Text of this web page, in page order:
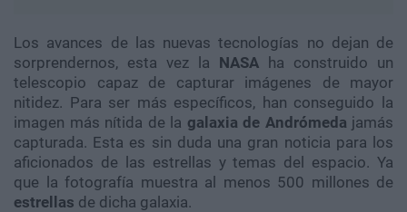
Los avances de las nuevas tecnologías no dejan de
sorprendernos, esta vez la NASA ha construido un
telescopio capaz de capturar imágenes de mayor
nitidez. Para ser más específicos, han conseguido la
imagen más nítida de la galaxia de Andrómeda jamás
capturada. Esta es sin duda una gran noticia para los
aficionados de las estrellas y temas del espacio. Ya
que la fotografía muestra al menos 500 millones de
estrellas de dicha galaxia.